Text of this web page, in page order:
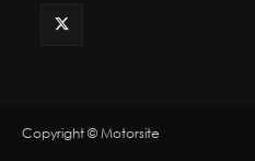
Copyright © Motorsite